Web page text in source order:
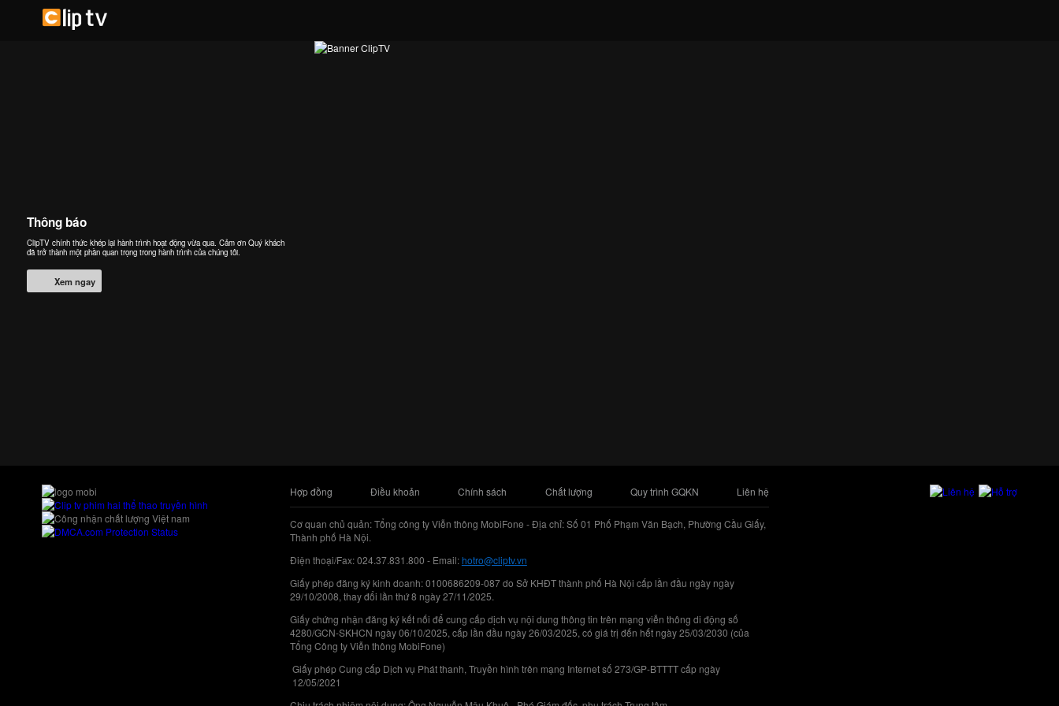
Thông báo
ClipTV chính thức khép lại hành trình hoạt động vừa qua. Cảm ơn Quý khách
đã trở thành một phần quan trọng trong hành trình của chúng tôi.
Xem ngay
Hợp đồng Điều khoản Chính sách Chất lượng Quy trình GQKN Liên hệ
Cơ quan chủ quản: Tổng công ty Viễn thông MobiFone - Địa chỉ: Số 01 Phố Phạm Văn Bạch, Phường Cầu Giấy,
Thành phố Hà Nội.
Điện thoại/Fax: 024.37.831.800 - Email:hotro@cliptv.vn
Giấy phép đăng ký kinh doanh: 0100686209-087 do Sở KHĐT thành phố Hà Nội cấp lần đầu ngày ngày
29/10/2008, thay đổi lần thứ 8 ngày 27/11/2025.
Giấy chứng nhận đăng ký kết nối để cung cấp dịch vụ nội dung thông tin trên mạng viễn thông di động số
4280/GCN-SKHCN ngày 06/10/2025, cấp lần đầu ngày 26/03/2025, có giá trị đến hết ngày 25/03/2030 (của
Tổng Công ty Viễn thông MobiFone)
Giấy phép Cung cấp Dịch vụ Phát thanh, Truyền hình trên mạng Internet số 273/GP-BTTTT cấp ngày
12/05/2021